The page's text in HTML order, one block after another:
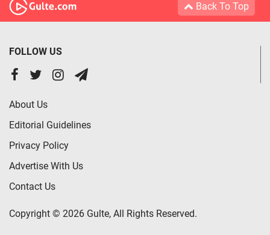
Back To Top
FOLLOW US
About Us
Editorial Guidelines
Privacy Policy
Advertise With Us
Contact Us
Copyright © 2026 Gulte, All Rights Reserved.